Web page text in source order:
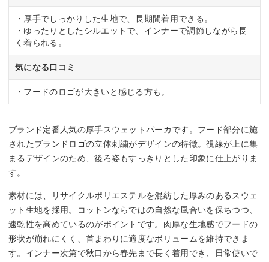
・厚手でしっかりした生地で、長期間着用できる。
・ゆったりとしたシルエットで、インナーで調節しながら長
く着られる。
気になる口コミ
・フードのロゴが大きいと感じる方も。
ブランド定番人気の厚手スウェットパーカです。フード部分に施
されたブランドロゴの立体刺繍がデザインの特徴。視線が上に集
まるデザインのため、後ろ姿もすっきりとした印象に仕上がりま
す。
素材には、リサイクルポリエステルを混紡した厚みのあるスウェ
ット生地を採用。コットンならではの自然な風合いを保ちつつ、
速乾性を高めているのがポイントです。肉厚な生地感でフードの
形状が崩れにくく、首まわりに適度なボリュームを維持できま
す。インナー次第で秋口から春先まで長く着用でき、日常使いで